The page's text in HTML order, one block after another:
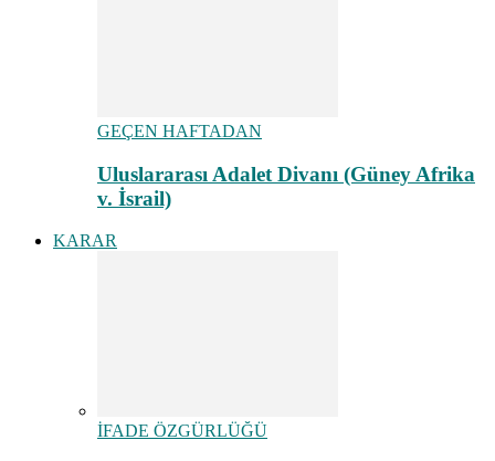
GEÇEN HAFTADAN
Uluslararası Adalet Divanı (Güney Afrika
v. İsrail)
KARAR
İFADE ÖZGÜRLÜĞÜ